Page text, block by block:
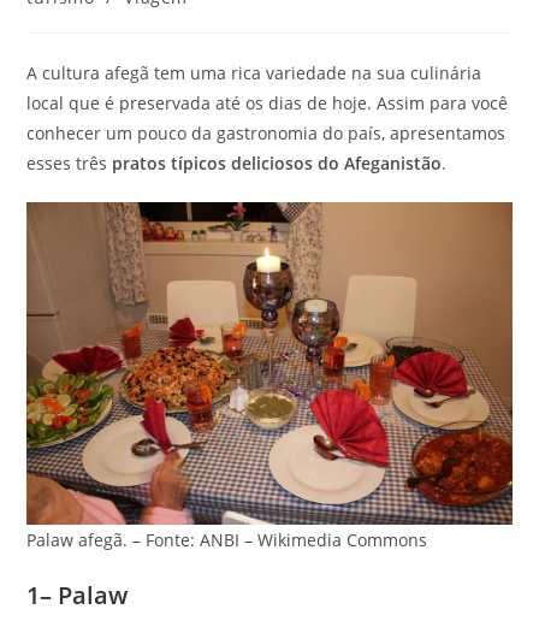
A cultura afegã tem uma rica variedade na sua culinária
local que é preservada até os dias de hoje. Assim para você
conhecer um pouco da gastronomia do país, apresentamos
esses três pratos típicos deliciosos do Afeganistão.
Palaw afegã. – Fonte: ANBI – Wikimedia Commons
1– Palaw